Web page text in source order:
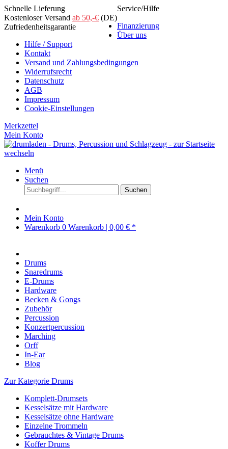
Schnelle Lieferung
Kostenloser Versand ab 50,-€ (DE)
Zufriedenheitsgarantie
Service/Hilfe
Finanzierung
Über uns
Hilfe / Support
Kontakt
Versand und Zahlungsbedingungen
Widerrufsrecht
Datenschutz
AGB
Impressum
Cookie-Einstellungen
Merkzettel
Mein Konto
Menü
Suchen
Suchen
Mein Konto
Warenkorb 0 Warenkorb | 0,00 € *
Drums
Snaredrums
E-Drums
Hardware
Becken & Gongs
Zubehör
Percussion
Konzertpercussion
Marching
Orff
In-Ear
Blog
Zur Kategorie Drums
Komplett-Drumsets
Kesselsätze mit Hardware
Kesselsätze ohne Hardware
Einzelne Trommeln
Gebrauchtes & Vintage Drums
Koffer Drums